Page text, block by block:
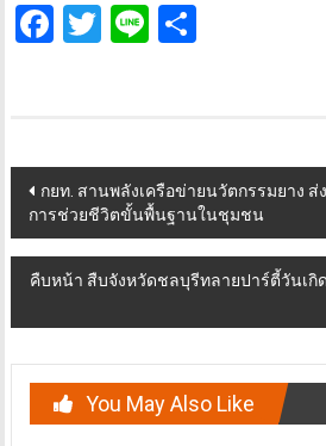
Facebook
Twitter
LineShare
Post
navigation
กยท. สานพลังเครือข่ายนวัตกรรมยาง
การช่วยชีวิตขั้นพื้นฐานในชุมชน
คืบหน้า สืบจังหวัดชลบุรีทลายปาร์ตี้วันเกิ
You May Also Like